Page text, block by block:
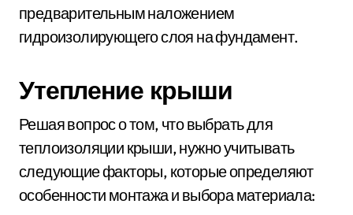
предварительным наложением
гидроизолирующего слоя на фундамент.
Утепление крыши
Решая вопрос о том, что выбрать для
теплоизоляции крыши, нужно учитывать
следующие факторы, которые определяют
особенности монтажа и выбора материала: